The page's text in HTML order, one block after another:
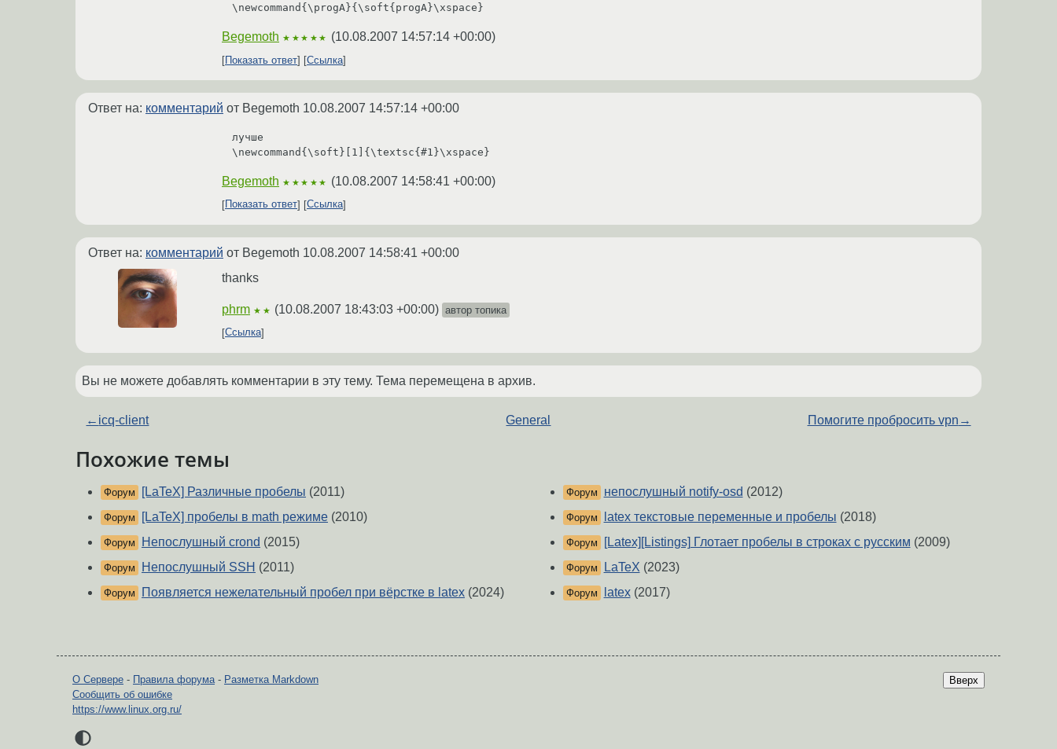
\newcommand{\progA}{\soft{progA}\xspace}
Begemoth ★★★★★ (10.08.2007 14:57:14 +00:00)
Показать ответ Ссылка
Ответ на: комментарий от Begemoth 10.08.2007 14:57:14 +00:00
лучше
\newcommand{\soft}[1]{\textsc{#1}\xspace}
Begemoth ★★★★★ (10.08.2007 14:58:41 +00:00)
Показать ответ Ссылка
Ответ на: комментарий от Begemoth 10.08.2007 14:58:41 +00:00
thanks
phrm ★★ (10.08.2007 18:43:03 +00:00) автор топика
Ссылка
Вы не можете добавлять комментарии в эту тему. Тема перемещена в архив.
← icq-client General Помогите пробросить vpn →
Похожие темы
Форум [LaTeX] Различные пробелы (2011)
Форум [LaTeX] пробелы в math режиме (2010)
Форум Непослушный crond (2015)
Форум Непослушный SSH (2011)
Форум Появляется нежелательный пробел при вёрстке в latex (2024)
Форум непослушный notify-osd (2012)
Форум latex текстовые переменные и пробелы (2018)
Форум [Latex][Listings] Глотает пробелы в строках с русским (2009)
Форум LaTeX (2023)
Форум latex(2017)
Вверх
О Сервере - Правила форума- Разметка Markdown
Сообщить об ошибке
https://www.linux.org.ru/